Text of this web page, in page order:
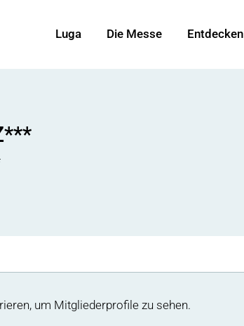
Luga Die Messe Entdecken
um Mitgliederprofile zu sehen.